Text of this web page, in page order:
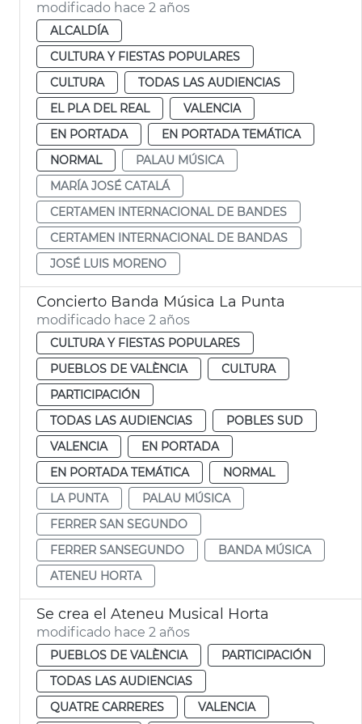
modificado hace 2 años
ALCALDÍA
CULTURA Y FIESTAS POPULARES
CULTURA
TODAS LAS AUDIENCIAS
EL PLA DEL REAL
VALENCIA
EN PORTADA
EN PORTADA TEMÁTICA
NORMAL
PALAU MÚSICA
MARÍA JOSÉ CATALÁ
CERTAMEN INTERNACIONAL DE BANDES
CERTAMEN INTERNACIONAL DE BANDAS
JOSÉ LUIS MORENO
Concierto Banda Música La Punta
modificado hace 2 años
CULTURA Y FIESTAS POPULARES
PUEBLOS DE VALÈNCIA
CULTURA
PARTICIPACIÓN
TODAS LAS AUDIENCIAS
POBLES SUD
VALENCIA
EN PORTADA
EN PORTADA TEMÁTICA
NORMAL
LA PUNTA
PALAU MÚSICA
FERRER SAN SEGUNDO
FERRER SANSEGUNDO
BANDA MÚSICA
ATENEU HORTA
Se crea el Ateneu Musical Horta
modificado hace 2 años
PUEBLOS DE VALÈNCIA
PARTICIPACIÓN
TODAS LAS AUDIENCIAS
QUATRE CARRERES
VALENCIA